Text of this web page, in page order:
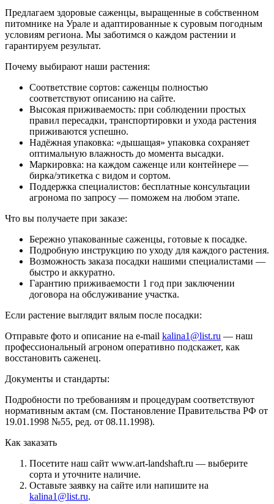
Предлагаем здоровые саженцы, выращенные в собственном
питомнике на Урале и адаптированные к суровым погодным
условиям региона. Мы заботимся о каждом растении и
гарантируем результат.
Почему выбирают наши растения:
Соответствие сортов: саженцы полностью
соответствуют описанию на сайте.
Высокая приживаемость: при соблюдении простых
правил пересадки, транспортировки и ухода растения
приживаются успешно.
Надёжная упаковка: «дышащая» упаковка сохраняет
оптимальную влажность до момента высадки.
Маркировка: на каждом саженце или контейнере —
бирка/этикетка с видом и сортом.
Поддержка специалистов: бесплатные консультации
агронома по запросу — поможем на любом этапе.
Что вы получаете при заказе:
Бережно упакованные саженцы, готовые к посадке.
Подробную инструкцию по уходу для каждого растения.
Возможность заказа посадки нашими специалистами —
быстро и аккуратно.
Гарантию приживаемости 1 год при заключении
договора на обслуживание участка.
Если растение выглядит вялым после посадки:
Отправьте фото и описание на e-mail kalina1@list.ru — наш
профессиональный агроном оперативно подскажет, как
восстановить саженец.
Документы и стандарты:
Подробности по требованиям и процедурам соответствуют
нормативным актам (см. Постановление Правительства РФ от
19.01.1998 №55, ред. от 08.11.1998).
Как заказать
Посетите наш сайт www.art-landshaft.ru — выберите
сорта и уточните наличие.
Оставьте заявку на сайте или напишите на
kalina1@list.ru.